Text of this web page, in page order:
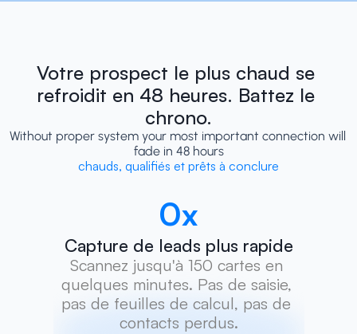
Votre prospect le plus chaud se
refroidit en 48 heures. Battez le
chrono.
Without proper system your most important connection will
fade in 48 hours
chauds, qualifiés et prêts à conclure
0x
Capture de leads plus rapide
Scannez jusqu'à 150 cartes en
quelques minutes. Pas de saisie,
pas de feuilles de calcul, pas de
contacts perdus.